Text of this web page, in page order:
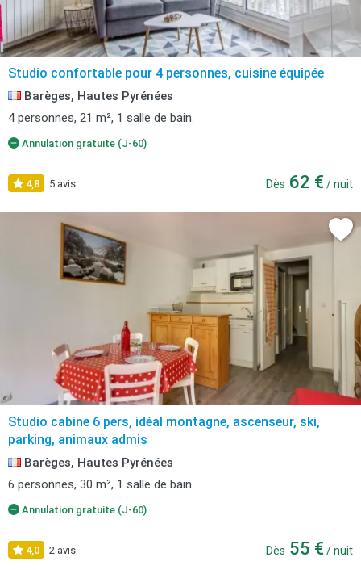
Studio confortable pour 4 personnes, cuisine équipée
Barèges, Hautes Pyrénées
4 personnes, 21 m², 1 salle de bain.
Annulation gratuite (J-60)
4,8 5 avis Dès 62 € / nuit
Studio cabine 6 pers, idéal montagne, ascenseur, ski,
parking, animaux admis
Barèges, Hautes Pyrénées
6 personnes, 30 m², 1 salle de bain.
Annulation gratuite (J-60)
4,0 2 avis Dès 55 € / nuit